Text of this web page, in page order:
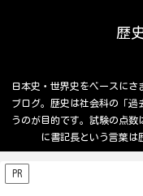
歴
日本史・世界史をベースに
ブログ。歴史は社会科の「
うのが目的です。試験の点数
に書記長という言葉は
PR